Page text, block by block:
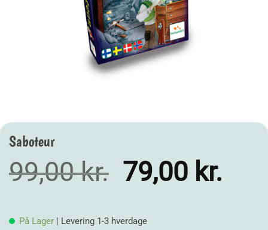
Saboteur
99,00kr. Den
oprindelige
pris
79,00 kr.
På Lager | Levering 1-3 hverdage